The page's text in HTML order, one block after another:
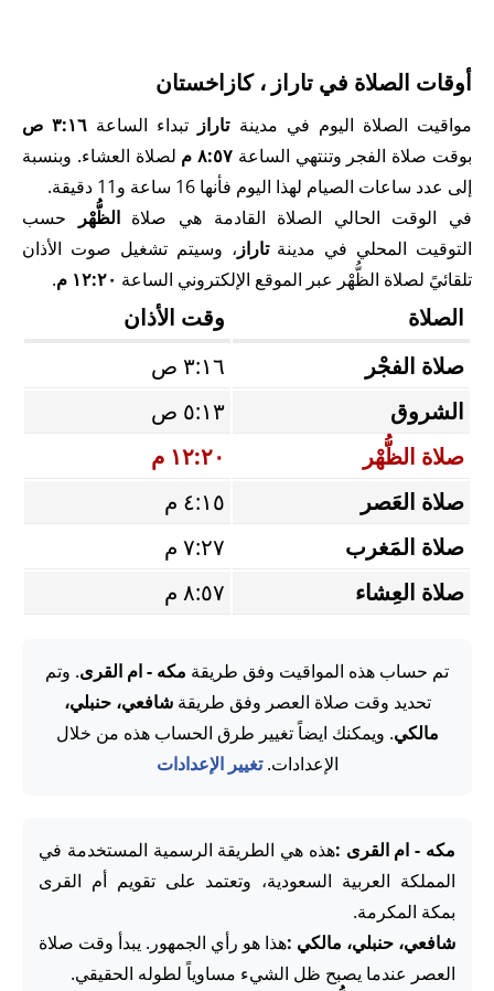
أوقات الصلاة في تاراز ، كازاخستان
مواقيت الصلاة اليوم في مدينةتاراز تبداء الساعة ٣:١٦ ص
بوقت صلاة الفجر وتنتهي الساعة ٨:٥٧ م
لصلاة العشاء. وبنسبة
إلى عدد ساعات الصيام لهذا اليوم فأنها 16 ساعة و11 دقيقة.
في الوقت الحالي الصلاة القادمة هي صلاةالظُّهْر
حسب
التوقيت المحلي في مدينةتاراز ، وسيتم تشغيل صوت الأذان
تلقائيً لصلاة الظُّهْر عبر الموقع الإلكتروني الساعة ١٢:٢٠ م .
الصلاة
وقت الأذان
صلاة الفجْر
٣:١٦ ص
الشروق
٥:١٣ ص
صلاة الظُّهْر
١٢:٢٠ م
صلاة العَصر
٤:١٥ م
صلاة المَغرب
٧:٢٧ م
صلاة العِشاء
٨:٥٧ م
تم حساب هذه المواقيت وفق طريقة مكه - ام القرى. وتم
تحديد وقت صلاة العصر وفق طريقةشافعي، حنبلي،
مالكي. ويمكنك ايضاً تغيير طرق الحساب هذه من خلال
الإعدادات.تغيير الإعدادات
مكه - ام القرى :هذه هي الطريقة الرسمية المستخدمة في
المملكة العربية السعودية، وتعتمد على تقويم أم القرى
بمكة المكرمة.
شافعي، حنبلي، مالكي :هذا هو رأي الجمهور. يبدأ وقت صلاة
العصر عندما يصبح ظل الشيء مساوياً لطوله الحقيقي.